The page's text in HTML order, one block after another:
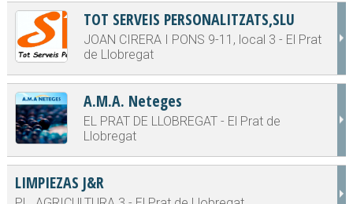
TOT SERVEIS PERSONALITZATS,SLU
JOAN CIRERA I PONS 9-11, local 3 - El Prat
de Llobregat
A.M.A. Neteges
EL PRAT DE LLOBREGAT - El Prat de
Llobregat
LIMPIEZAS J&R